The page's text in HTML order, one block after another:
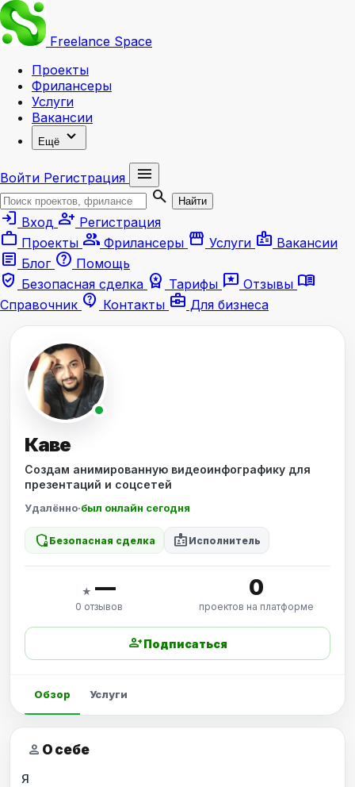
Freelance Space
Проекты
Фрилансеры
Услуги
Вакансии
Ещё expand_more
Войти Регистрация
menu
search
Найти
login Вход person_add Регистрация
work Проекты group Фрилансеры storefront Услуги badge Вакансии
article Блог help Помощь
verified_user Безопасная сделка workspace_premium Тарифы reviews Отзывы menu_book
Справочник contact_support Контакты business_center Для бизнеса
Каве
Создам анимированную видеоинфографику для
презентаций и соцсетей
Удалённо·был онлайн сегодня
shield_locked Безопасная сделка badge Исполнитель
★ —
0 отзывов
0
проектов на платформе
person_addПодписаться
Обзор Услуги
person О себе
Я